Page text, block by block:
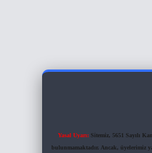
Yasal Uyarı: Sitemiz, 5651 Sayılı
bulunmamaktadır. Ancak, üyelerimiz